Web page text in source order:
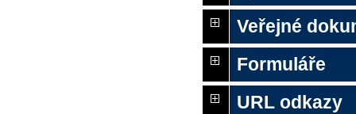
Veřejné
Formuláře
URL odkazy